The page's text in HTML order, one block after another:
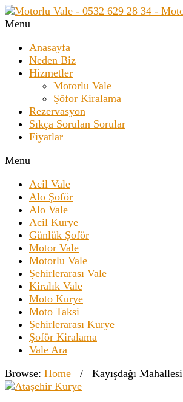
Menu
Anasayfa
Neden Biz
Hizmetler
Motorlu Vale
Şöfor Kiralama
Rezervasyon
Sıkça Sorulan Sorular
Fiyatlar
Menu
Acil Vale
Alo Şoför
Alo Vale
Acil Kurye
Günlük Şoför
Motor Vale
Motorlu Vale
Şehirlerarası Vale
Kiralık Vale
Moto Kurye
Moto Taksi
Şehirlerarası Kurye
Şoför Kiralama
Vale Ara
Browse: Home / Kayışdağı Mahallesi